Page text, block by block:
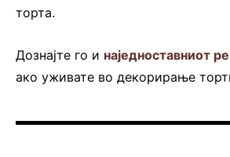
торта.
Дознајте го и наједноставниот
ако уживате во декорирање